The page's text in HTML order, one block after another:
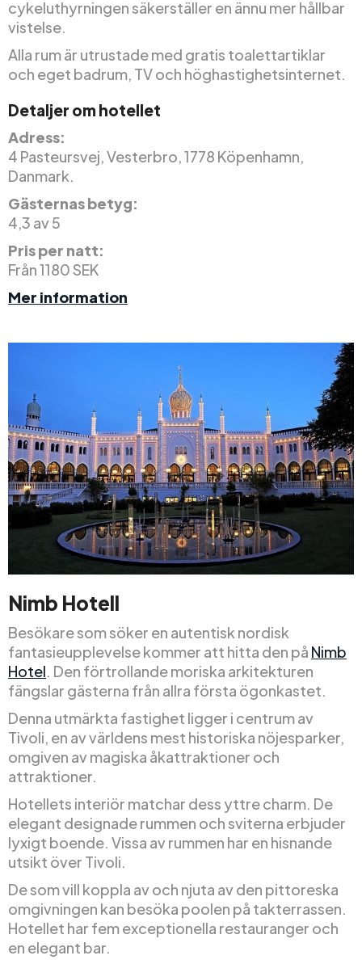
cykeluthyrningen säkerställer en ännu mer hållbar
vistelse.
Alla rum är utrustade med gratis toalettartiklar
och eget badrum, TV och höghastighetsinternet.
Detaljer om hotellet
Adress:
4 Pasteursvej, Vesterbro, 1778 Köpenhamn,
Danmark.
Gästernas betyg:
4,3 av 5
Pris per natt:
Från 1180 SEK
Mer information
Nimb Hotell
Besökare som söker en autentisk nordisk
fantasieupplevelse kommer att hitta den på Nimb
Hotel . Den förtrollande moriska arkitekturen
fängslar gästerna från allra första ögonkastet.
Denna utmärkta fastighet ligger i centrum av
Tivoli, en av världens mest historiska nöjesparker,
omgiven av magiska åkattraktioner och
attraktioner.
Hotellets interiör matchar dess yttre charm. De
elegant designade rummen och sviterna erbjuder
lyxigt boende. Vissa av rummen har en hisnande
utsikt över Tivoli.
De som vill koppla av och njuta av den pittoreska
omgivningen kan besöka poolen på takterrassen.
Hotellet har fem exceptionella restauranger och
en elegant bar.